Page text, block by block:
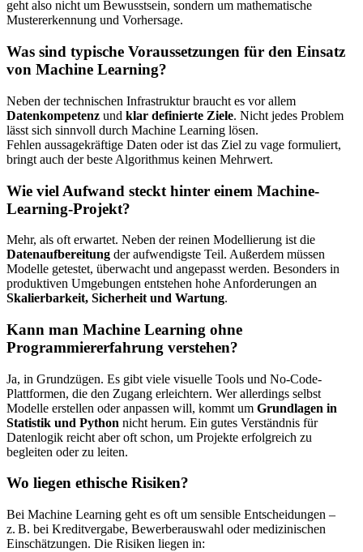
geht also nicht um Bewusstsein, sondern um mathematische
Mustererkennung und Vorhersage.
Was sind typische Voraussetzungen für den Einsatz
von Machine Learning?
Neben der technischen Infrastruktur braucht es vor allem
Datenkompetenz und klar definierte Ziele. Nicht jedes Problem
lässt sich sinnvoll durch Machine Learning lösen.
Fehlen aussagekräftige Daten oder ist das Ziel zu vage formuliert,
bringt auch der beste Algorithmus keinen Mehrwert.
Wie viel Aufwand steckt hinter einem Machine-
Learning-Projekt?
Mehr, als oft erwartet. Neben der reinen Modellierung ist die
Datenaufbereitung der aufwendigste Teil. Außerdem müssen
Modelle getestet, überwacht und angepasst werden. Besonders in
produktiven Umgebungen entstehen hohe Anforderungen an
Skalierbarkeit, Sicherheit und Wartung.
Kann man Machine Learning ohne
Programmiererfahrung verstehen?
Ja, in Grundzügen. Es gibt viele visuelle Tools und No-Code-
Plattformen, die den Zugang erleichtern. Wer allerdings selbst
Modelle erstellen oder anpassen will, kommt um Grundlagen in
Statistik und Python nicht herum. Ein gutes Verständnis für
Datenlogik reicht aber oft schon, um Projekte erfolgreich zu
begleiten oder zu leiten.
Wo liegen ethische Risiken?
Bei Machine Learning geht es oft um sensible Entscheidungen –
z. B. bei Kreditvergabe, Bewerberauswahl oder medizinischen
Einschätzungen. Die Risiken liegen in: